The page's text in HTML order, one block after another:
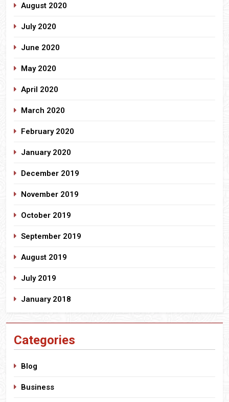
August 2020
July 2020
June 2020
May 2020
April 2020
March 2020
February 2020
January 2020
December 2019
November 2019
October 2019
September 2019
August 2019
July 2019
January 2018
Categories
Blog
Business